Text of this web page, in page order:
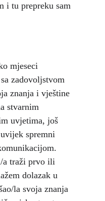
i tu prepreku sam
mjeseci
zadovoljstvom
znanja i vještine
stvarnim
uvjetima, još
spremni
a traži prvo ili
dolazak u
la svoja znanja